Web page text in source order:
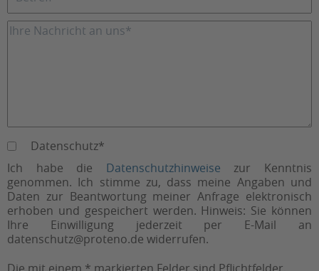
Datenschutz*
Ich habe die Datenschutzhinweise zur Kenntnis
genommen. Ich stimme zu, dass meine Angaben und
Daten zur Beantwortung meiner Anfrage elektronisch
erhoben und gespeichert werden. Hinweis: Sie können
Ihre Einwilligung jederzeit per E-Mail an
datenschutz@proteno.de widerrufen.